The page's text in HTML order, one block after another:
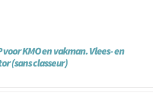
voor KMO en vakman. Vlees- en
(sans classeur)